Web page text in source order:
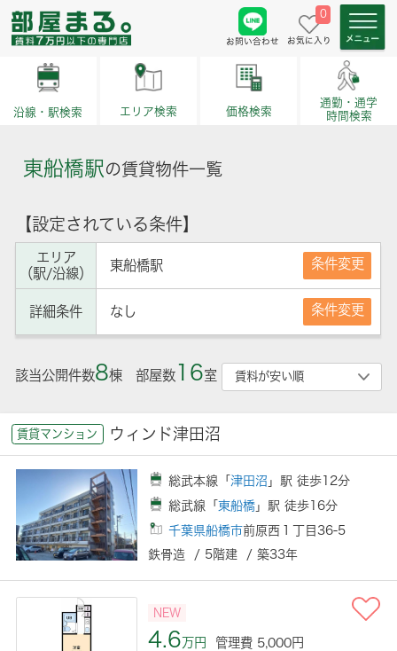
お問い合わせ
0
お気に入り
沿線・駅検索 エリア検索 価格検索
通勤・通学
時間検索
東船橋駅 の賃貸物件一覧
【設定されている条件】
エリア
（駅/沿線）
東船橋駅 条件変更
詳細条件 なし 条件変更
該当公開件数8棟 部屋数16室
賃貸マンション ウィンド津田沼
総武本線「津田沼 」駅 徒歩12分
総武線「東船橋 」駅 徒歩16分
千葉県船橋市前原西１丁目36-5
鉄骨造 / 5階建 / 築33年
NEW
4.6万円 管理費 5,000円